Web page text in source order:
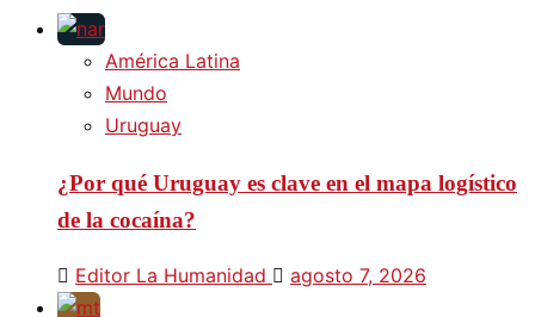
América Latina
Mundo
Uruguay
¿Por qué Uruguay es clave en el mapa logístico
de la cocaína?
Editor La Humanidad agosto 7, 2026